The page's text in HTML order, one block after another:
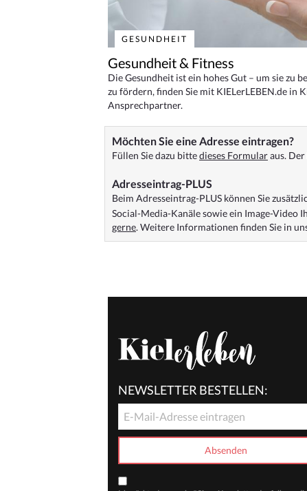
GESUNDHEIT
Gesundheit & Fitness
Die Gesundheit ist ein hohes Gut – um sie zu
zu fördern, finden Sie mit KIELerLEBEN.de in
Ansprechpartner.
Möchten Sie eine Adresse eintragen?
Füllen Sie dazu bittedieses Formularaus.
Adresseintrag-PLUS
Beim Adresseintrag-PLUS können Sie
Social-Media-Kanäle sowie ein Image-Video
gerne. Weitere Informationen finden Sie in
NEWSLETTER BESTELLEN: